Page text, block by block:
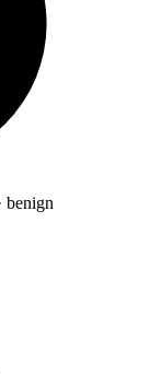
benign